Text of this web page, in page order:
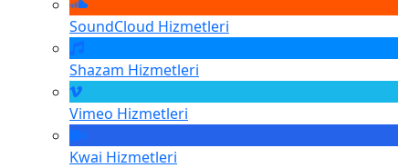
SoundCloud Hizmetleri
Shazam Hizmetleri
Vimeo Hizmetleri
Kwai Hizmetleri